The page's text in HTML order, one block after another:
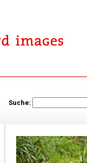
Suche: